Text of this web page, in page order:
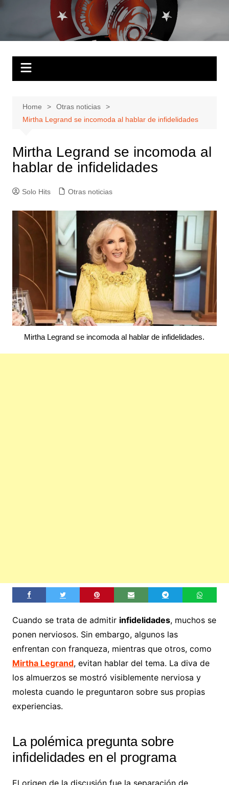
Solo Hits
Home
Otras noticias
Mirtha Legrand se incomoda al hablar de infidelidades
Mirtha Legrand se incomoda al
hablar de infidelidades
Solo Hits Otras noticias
Mirtha Legrand se incomoda al hablar de infidelidades.
Cuando se trata de admitir infidelidades, muchos se
ponen nerviosos. Sin embargo, algunos las
enfrentan con franqueza, mientras que otros, como
Mirtha Legrand, evitan hablar del tema. La diva de
los almuerzos se mostró visiblemente nerviosa y
molesta cuando le preguntaron sobre sus propias
experiencias.
La polémica pregunta sobre
infidelidades en el programa
El origen de la discusión fue la separación de